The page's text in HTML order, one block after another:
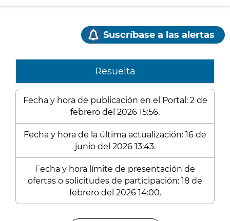
Suscríbase a las alertas
Resuelta
Fecha y hora de publicación en el Portal: 2 de
febrero del 2026 15:56.
Fecha y hora de la última actualización: 16 de
junio del 2026 13:43.
Fecha y hora límite de presentación de
ofertas o solicitudes de participación: 18 de
febrero del 2026 14:00.